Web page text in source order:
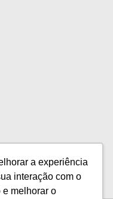
a experiência
interação com o
e melhorar o